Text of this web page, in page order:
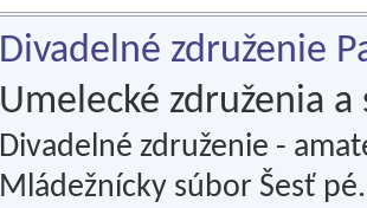
Divadelné združenie
Umelecké združenia a
Divadelné združenie -
Mládežnícky súbor Šesť pé.